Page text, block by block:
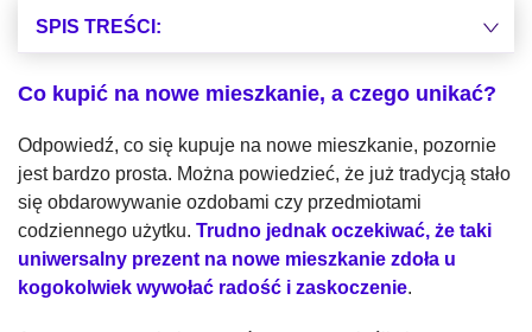
SPIS TREŚCI:
Co kupić na nowe mieszkanie, a czego unikać?
Odpowiedź, co się kupuje na nowe mieszkanie, pozornie
jest bardzo prosta. Można powiedzieć, że już tradycją stało
się obdarowywanie ozdobami czy przedmiotami
codziennego użytku. Trudno jednak oczekiwać, że taki
uniwersalny prezent na nowe mieszkanie zdoła u
kogokolwiek wywołać radość i zaskoczenie.